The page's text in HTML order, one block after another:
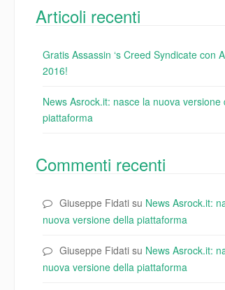
Articoli recenti
Gratis Assassin ‘s Creed Syndicate con
2016!
News Asrock.it: nasce la nuova versione
piattaforma
Commenti recenti
Giuseppe Fidati su News Asrock.it:
nuova versione della piattaforma
Giuseppe Fidati su News Asrock.it:
nuova versione della piattaforma